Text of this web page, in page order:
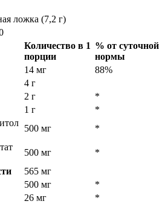
ложка (7,2 г)
Количество в 1
порции
% от суточной
нормы
14 мг
88%
4 г
2 г
*
1 г
*
500 мг
*
500 мг
*
565 мг
500 мг
*
26 мг
*